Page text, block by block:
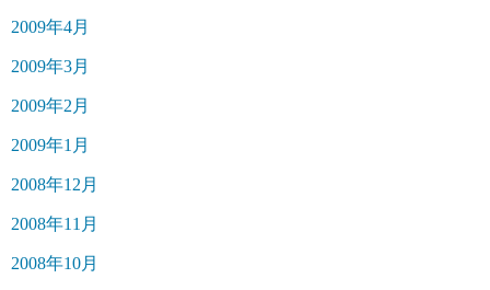
2009年4月
2009年3月
2009年2月
2009年1月
2008年12月
2008年11月
2008年10月